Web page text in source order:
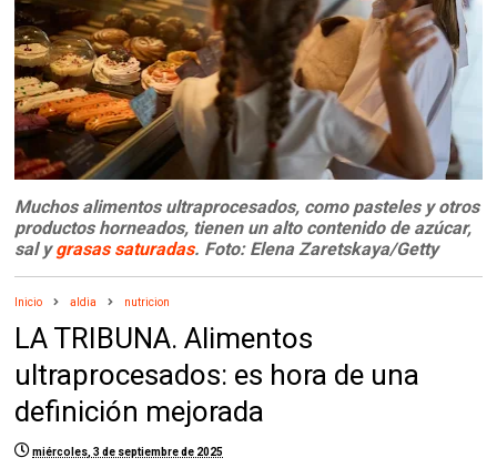
Muchos alimentos ultraprocesados, como pasteles y otros
productos horneados, tienen un alto contenido de azúcar,
sal ygrasas saturadas. Foto: Elena Zaretskaya/Getty
Inicio aldia nutricion
LA TRIBUNA. Alimentos
ultraprocesados: es hora de una
definición mejorada
miércoles, 3 de septiembre de 2025